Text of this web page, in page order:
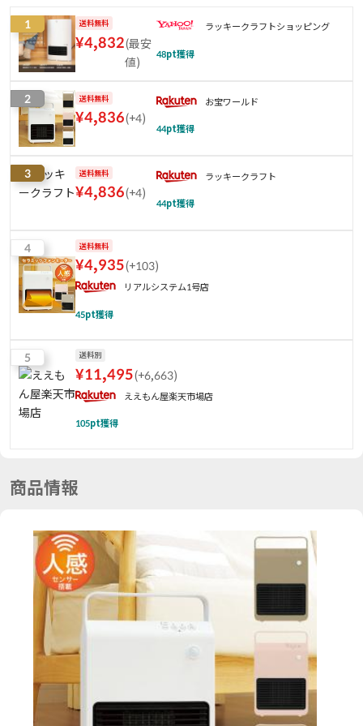
1 送料無料
¥4,832(最安
値)
ラッキークラフトショッピング
48pt獲得
2 送料無料
¥4,836(+4)
お宝ワールド
44pt獲得
3 送料無料
¥4,836(+4)
ラッキークラフト
44pt獲得
4 送料無料
¥4,935(+103)
リアルシステム1号店
45pt獲得
5 送料別
¥11,495(+6,663)
ええもん屋楽天市場店
105pt獲得
商品情報